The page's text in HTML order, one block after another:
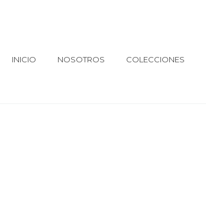
INICIO NOSOTROS COLECCIONES